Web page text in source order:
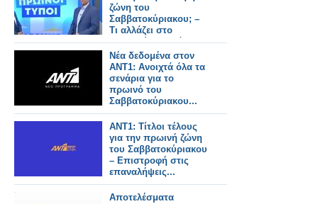
ζώνη του
Σαββατοκύριακου; –
Τι αλλάζει στο
“Καλημέρα Ελλάδα”;
Νέα δεδομένα στον
ΑΝΤ1: Ανοιχτά όλα τα
σενάρια για το
πρωινό του
Σαββατοκύριακου...
ΑΝΤ1: Τίτλοι τέλους
για την πρωινή ζώνη
του Σαββατοκύριακου
– Επιστροφή στις
επαναλήψεις...
Αποτελέσματα